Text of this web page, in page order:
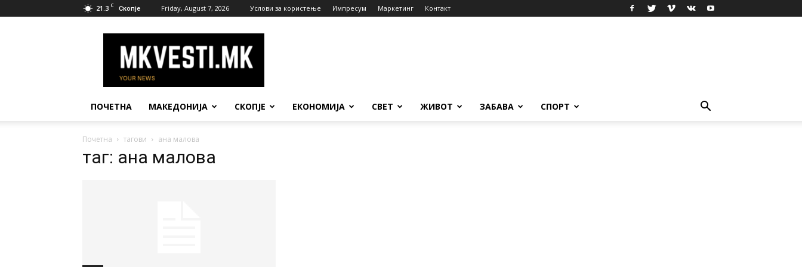
21.3 C Скопје Friday, August 7, 2026 Услови за користење Импресум Маркетинг Контакт
Вести
ПОЧЕТНА МАКЕДОНИЈА СКОПЈЕ ЕКОНОМИЈА СВЕТ ЖИВОТ ЗАБАВА СПОРТ
Почетна тагови ана малова
таг: ана малова